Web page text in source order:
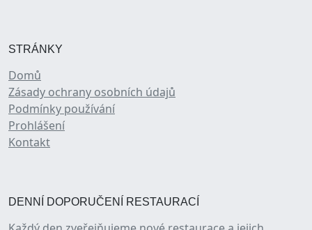
STRÁNKY
Domů
Zásady ochrany osobních údajů
Podmínky používání
Prohlášení
Kontakt
DENNÍ DOPORUČENÍ RESTAURACÍ